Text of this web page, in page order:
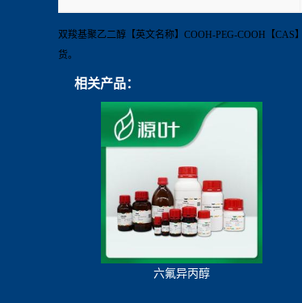
双羧基聚乙二醇【英文名称】COOH-PEG-COOH【CAS
货。
相关产品：
六氟异丙醇